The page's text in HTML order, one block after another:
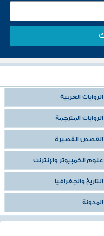
الروايات العربية
الروايات المترجمة
القصص القصيرة
علوم الكمبيوتر والإنترنت
التاريخ والجغرافيا
المدونة